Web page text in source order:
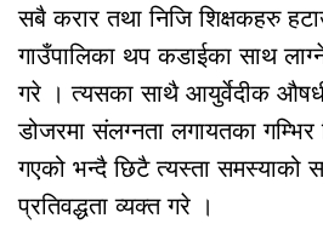
सबै करार तथा निजि शिक्षकहरु
गाउँपालिका थप कडाईका साथ
गरे । त्यसका साथै आयुर्वेदीक
डोजरमा संलग्नता लगायतका
गएको भन्दै छिटै त्यस्ता समस्याको
प्रतिवद्धता व्यक्त गरे ।